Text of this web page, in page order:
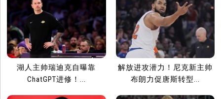
湖人主帅瑞迪克自曝靠
ChatGPT进修！...
解放进攻潜力！尼克新主帅
布朗力促唐斯转型...